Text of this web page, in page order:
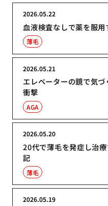
血液検査なしで薬を服
2026.05.22
薄毛
エレベーターの鏡で気
衝撃
2026.05.21
AGA
20代で薄毛を発症し治
記
2026.05.20
薄毛
2026.05.19